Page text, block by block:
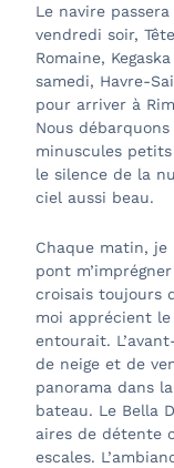
Le navire
vendredi soir,
Romaine,
samedi, Havre-
pour arriver à
Nous
minuscules
le silence de la
ciel aussi beau.
Chaque matin, je
pont
croisais toujours
moi apprécient
entourait.
de neige et de
panorama dans
bateau. Le Bella
aires de détente
escales.